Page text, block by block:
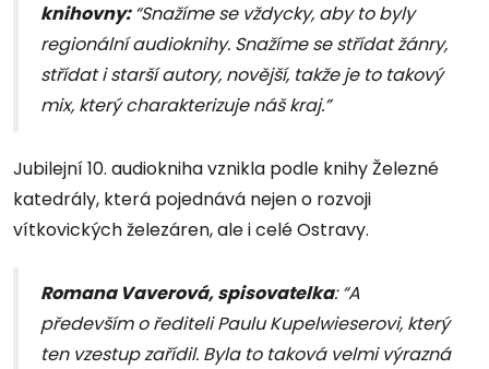
knihovny:“Snažíme se vždycky, aby to byly
regionální audioknihy. Snažíme se střídat žánry,
střídat i starší autory, novější, takže je to takový
mix, který charakterizuje náš kraj.”
Jubilejní 10. audiokniha vznikla podle knihy Železné
katedrály, která pojednává nejen o rozvoji
vítkovických železáren, ale i celé Ostravy.
Romana Vaverová, spisovatelka: “A
především o řediteli Paulu Kupelwieserovi, který
ten vzestup zařídil. Byla to taková velmi výrazná